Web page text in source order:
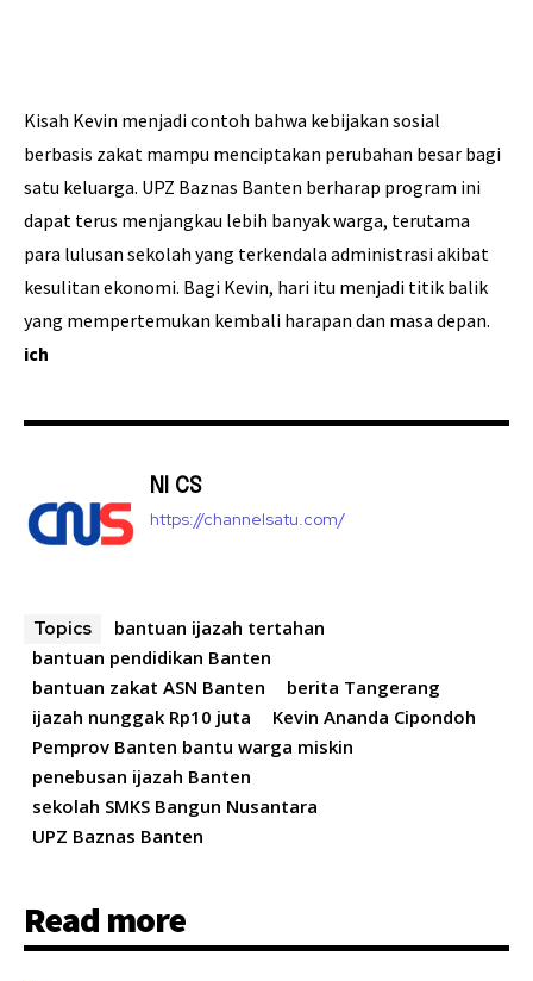
Kisah Kevin menjadi contoh bahwa kebijakan sosial
berbasis zakat mampu menciptakan perubahan besar bagi
satu keluarga. UPZ Baznas Banten berharap program ini
dapat terus menjangkau lebih banyak warga, terutama
para lulusan sekolah yang terkendala administrasi akibat
kesulitan ekonomi. Bagi Kevin, hari itu menjadi titik balik
yang mempertemukan kembali harapan dan masa depan.
ich
NI CS
https://channelsatu.com/
Topics
bantuan ijazah tertahan
bantuan pendidikan Banten
bantuan zakat ASN Banten
berita Tangerang
ijazah nunggak Rp10 juta
Kevin Ananda Cipondoh
Pemprov Banten bantu warga miskin
penebusan ijazah Banten
sekolah SMKS Bangun Nusantara
UPZ Baznas Banten
Read more